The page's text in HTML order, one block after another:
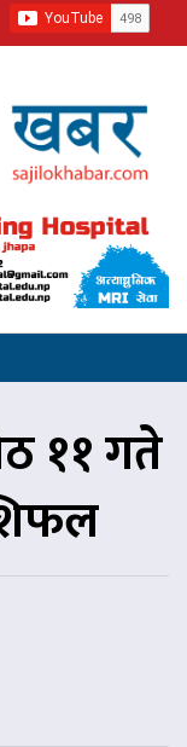
११ गते